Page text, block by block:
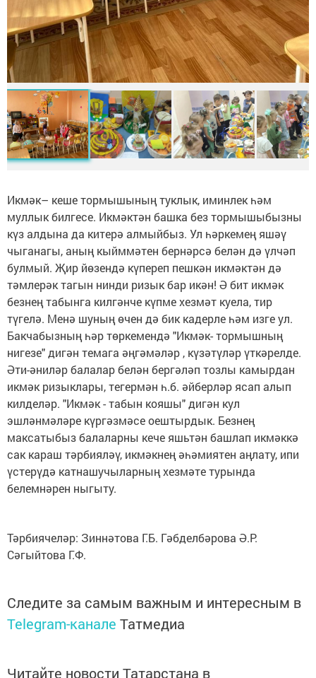
Икмәк– кеше тормышының туклык, иминлек һәм
муллык билгесе. Икмәктән башка без тормышыбызны
күз алдына да китерә алмыйбыз. Ул һәркемең яшәү
чыганагы, аның кыйммәтен бернәрсә белән дә үлчәп
булмый. Җир йөзендә күпереп пешкән икмәктән дә
тәмлерәк тагын нинди ризык бар икән! Ә бит икмәк
безнең табынга килгәнче күпме хезмәт куела, тир
түгелә. Менә шуның өчен дә бик кадерле һәм изге ул.
Бакчабызның һәр төркемендә "Икмәк- тормышның
нигезе" дигән темага әңгәмәләр , күзәтүләр үткәрелде.
Әти-әниләр балалар белән бергәләп тозлы камырдан
икмәк ризыклары, тегермән һ.б. әйберләр ясап алып
килделәр. "Икмәк - табын кояшы" дигән кул
эшләнмәләре күргәзмәсе оештырдык. Безнең
максатыбыз балаларны кече яшьтән башлап икмәккә
сак караш тәрбияләү, икмәкнең әһәмиятен аңлату, ипи
үстерүдә катнашучыларның хезмәте турында
белемнәрен ныгыту.
Тәрбиячеләр: Зиннәтова Г.Б. Гәбделбәрова Ә.Р.
Сәгыйтова Г.Ф.
Следите за самым важным и интересным в
Telegram-канале Татмедиа
Читайте новости Татарстана в